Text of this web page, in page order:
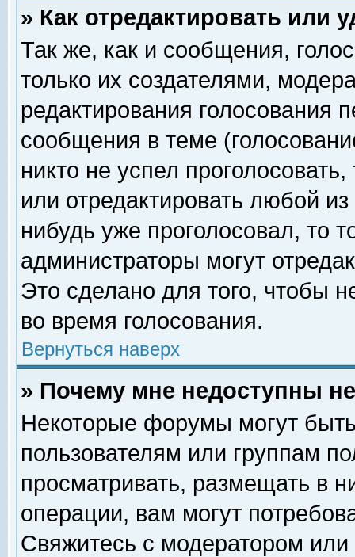
» Как отредактировать или
Так же, как и сообщения,
только их создателями,
редактирования голосования
сообщения в теме
никто не успел
или отредактировать любой
нибудь уже проголосовал, то
администраторы могут
Это сделано для того, чтобы
во время голосования.
Вернуться наверх
» Почему мне недоступны
Некоторые форумы могут
пользователям или группам
просматривать, размещать в
операции, вам могут
Свяжитесь с модератором